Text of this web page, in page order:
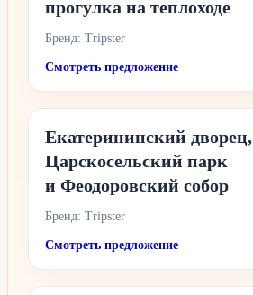
прогулка на теплоходе
Бренд: Tripster
Смотреть предложение
Екатерининский дворец,
Царскосельский парк
и Феодоровский собор
Бренд: Tripster
Смотреть предложение